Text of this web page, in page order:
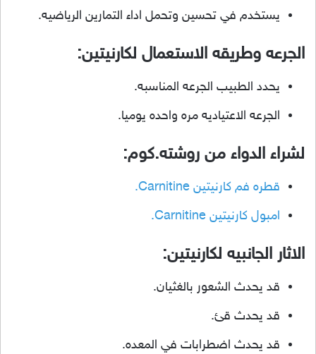
يستخدم في تحسين وتحمل اداء التمارين الرياضيه.
الجرعه وطريقه الاستعمال لكارنيتين:
يحدد الطبيب الجرعه المناسبه.
الجرعه الاعتياديه مره واحده يوميا.
لشراء الدواء من روشته.كوم:
قطره فم كارنيتين Carnitine.
امبول كارنيتين Carnitine.
الاثار الجانبيه لكارنيتين:
قد يحدث الشعور بالغثيان.
قد يحدث قئ.
قد يحدث اضطرابات في المعده.